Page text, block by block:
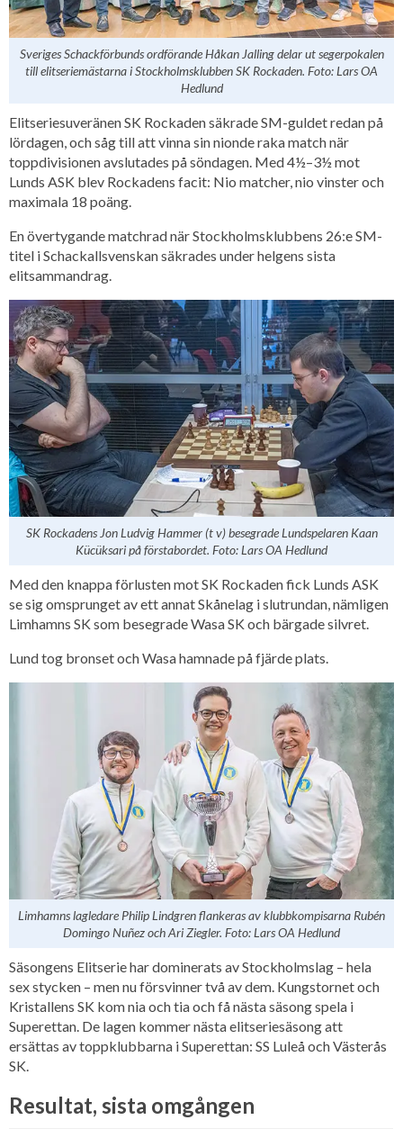
Sveriges Schackförbunds ordförande Håkan Jalling delar ut segerpokalen
till elitseriemästarna i Stockholmsklubben SK Rockaden. Foto: Lars OA
Hedlund
Elitseriesuveränen SK Rockaden säkrade SM-guldet redan på
lördagen, och såg till att vinna sin nionde raka match när
toppdivisionen avslutades på söndagen. Med 4½–3½ mot
Lunds ASK blev Rockadens facit: Nio matcher, nio vinster och
maximala 18 poäng.
En övertygande matchrad när Stockholmsklubbens 26:e SM-
titel i Schackallsvenskan säkrades under helgens sista
elitsammandrag.
SK Rockadens Jon Ludvig Hammer (t v) besegrade Lundspelaren Kaan
Kücüksari på förstabordet. Foto: Lars OA Hedlund
Med den knappa förlusten mot SK Rockaden fick Lunds ASK
se sig omsprunget av ett annat Skånelag i slutrundan, nämligen
Limhamns SK som besegrade Wasa SK och bärgade silvret.
Lund tog bronset och Wasa hamnade på fjärde plats.
Limhamns lagledare Philip Lindgren flankeras av klubbkompisarna Rubén
Domingo Nuñez och Ari Ziegler. Foto: Lars OA Hedlund
Säsongens Elitserie har dominerats av Stockholmslag – hela
sex stycken – men nu försvinner två av dem. Kungstornet och
Kristallens SK kom nia och tia och få nästa säsong spela i
Superettan. De lagen kommer nästa elitseriesäsong att
ersättas av toppklubbarna i Superettan: SS Luleå och Västerås
SK.
Resultat, sista omgången